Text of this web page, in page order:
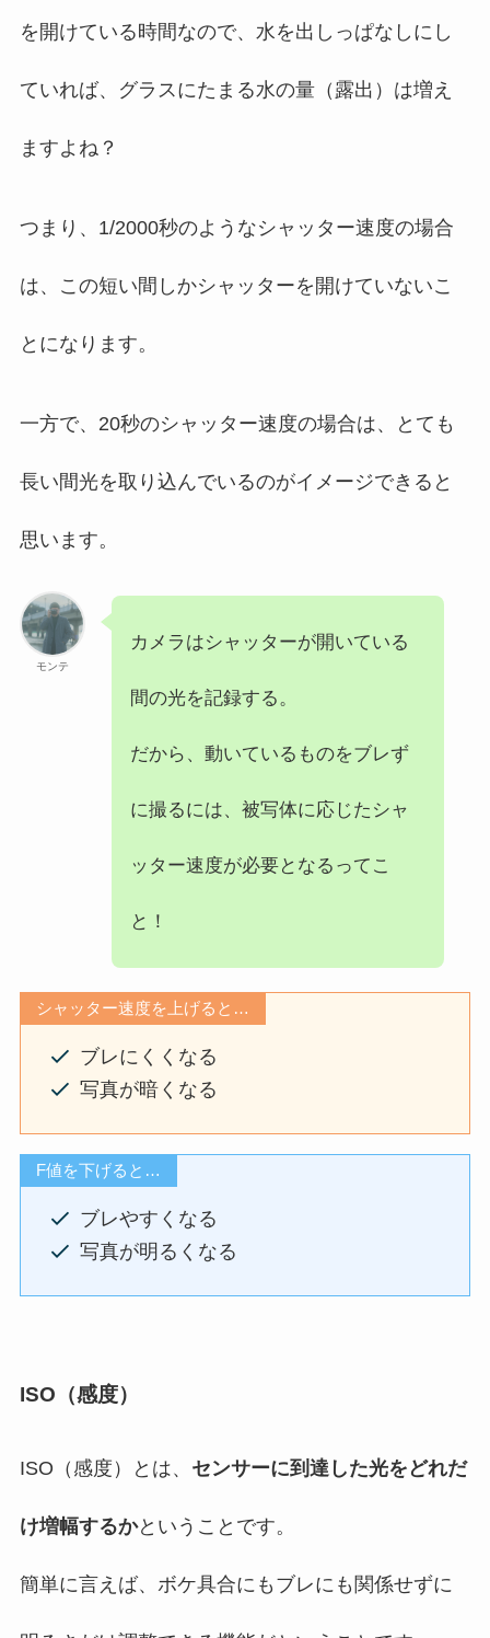
を開けている時間なので、水を出しっぱなしにし
ていれば、グラスにたまる水の量（露出）は増え
ますよね？
つまり、1/2000秒のようなシャッター速度の場合
は、この短い間しかシャッターを開けていないこ
とになります。
一方で、20秒のシャッター速度の場合は、とても
長い間光を取り込んでいるのがイメージできると
思います。
モンテ
カメラはシャッターが開いている
間の光を記録する。
だから、動いているものをブレず
に撮るには、被写体に応じたシャ
ッター速度が必要となるってこ
と！
シャッター速度を上げると…
ブレにくくなる
写真が暗くなる
F値を下げると…
ブレやすくなる
写真が明るくなる
ISO（感度）
ISO（感度）とは、 センサーに到達した光をどれだ
け増幅するかということです。
簡単に言えば、ボケ具合にもブレにも関係せずに